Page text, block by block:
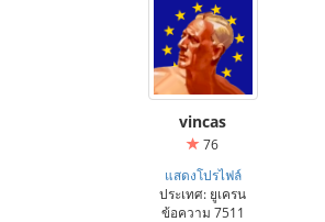
vincas
76
แสดงโปรไฟล์
ประเทศ: ยูเครน
ข้อความ 7511